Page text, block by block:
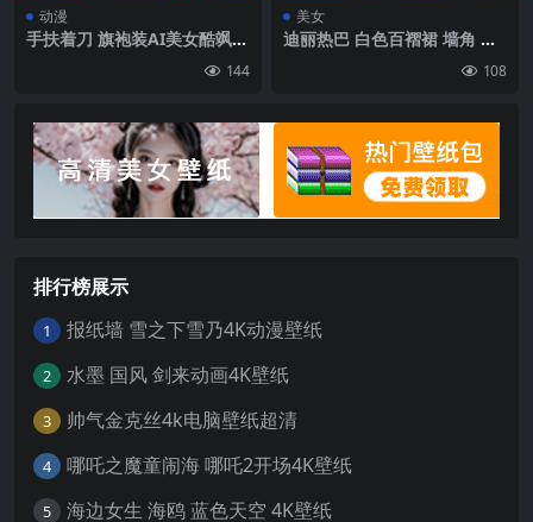
动漫
手扶着刀 旗袍装AI美女酷飒手
144
美女
迪丽热巴 白色百褶裙 墙角 高
108
排行榜展示
1 报纸墙 雪之下雪乃4K动漫壁纸
2 水墨 国风 剑来动画4K壁纸
3 帅气金克丝4k电脑壁纸超清
4 哪吒之魔童闹海 哪吒2开场4K壁纸
5 海边女生 海鸥 蓝色天空 4K壁纸